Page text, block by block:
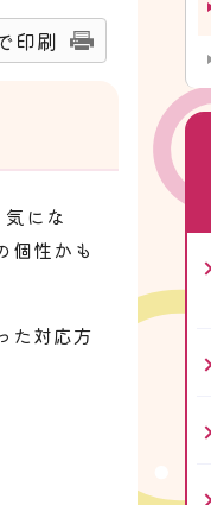
印刷
にな
個性かも
た対応方